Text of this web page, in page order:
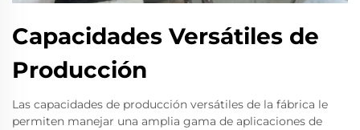
Capacidades Versátiles de
Producción
Las capacidades de producción versátiles de la fábrica le
permiten manejar una amplia gama de aplicaciones de